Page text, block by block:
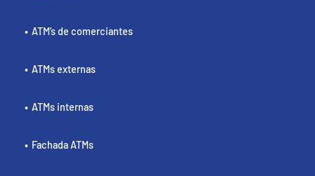
ATM’s de comerciantes
ATMs externas
ATMs internas
Fachada ATMs